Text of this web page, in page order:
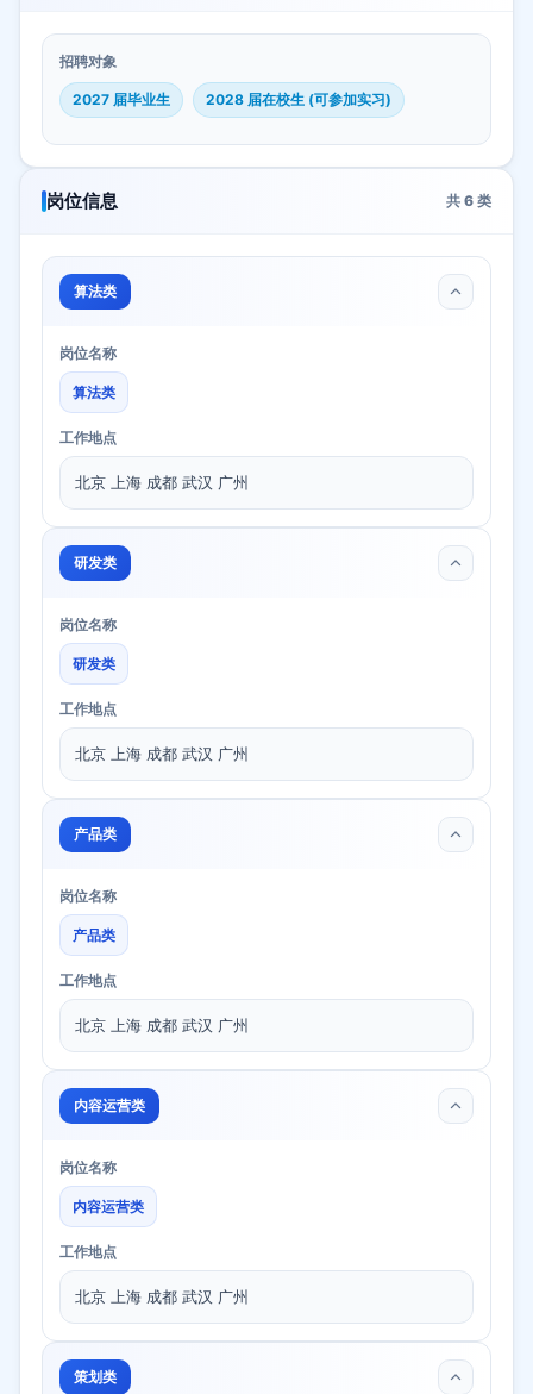
招聘对象
2027 届毕业生 2028 届在校生 (可参加实习)
岗位信息 共 6 类
算法类
岗位名称
算法类
工作地点
北京 上海 成都 武汉 广州
研发类
岗位名称
研发类
工作地点
北京 上海 成都 武汉 广州
产品类
岗位名称
产品类
工作地点
北京 上海 成都 武汉 广州
内容运营类
岗位名称
内容运营类
工作地点
北京 上海 成都 武汉 广州
策划类